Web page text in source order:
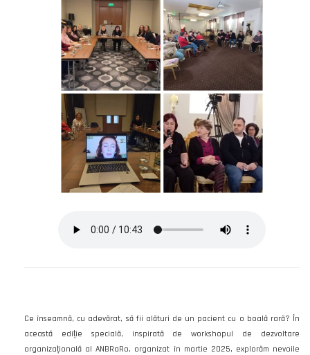
Ce înseamnă, cu adevărat, să fii alături de un pacient cu o boală rară? În
această ediție specială, inspirată de workshopul de dezvoltare
organizațională al ANBRaRo, organizat în martie 2025, explorăm nevoile